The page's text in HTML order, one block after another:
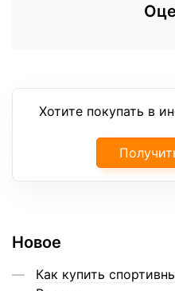
Хотите покупать в
Новое
Как купить